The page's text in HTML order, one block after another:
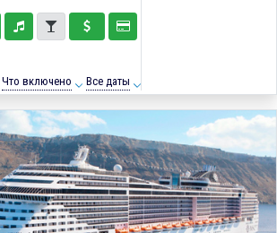
Что включено Все даты